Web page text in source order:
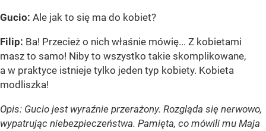
Gucio: Ale jak to się ma do kobiet?
Filip: Ba! Przecież o nich właśnie mówię... Z kobietami
masz to samo! Niby to wszystko takie skomplikowane,
a w praktyce istnieje tylko jeden typ kobiety. Kobieta
modliszka!
Opis: Gucio jest wyraźnie przerażony. Rozgląda się nerwowo,
wypatrując niebezpieczeństwa. Pamięta, co mówili mu Maja